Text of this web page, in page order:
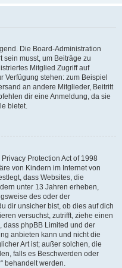
Die Board-Administration
sein musst, um Beiträge zu
Mitglied Zugriff auf
Verfügung stehen: zum Beispiel
an andere Mitglieder, Beitritt
dir eine Anmeldung, da sie
bietet.
Protection Act of 1998
von Kindern im Internet von
dass Websites, die
unter 13 Jahren erheben,
des oder der
dir unsicher bist, ob dies auf dich
versuchst, zutrifft, ziehe einen
dass phpBB Limited und der
anbieten kann und nicht die
Art ist; außer solchen, die
falls es Beschwerden oder
behandelt werden.